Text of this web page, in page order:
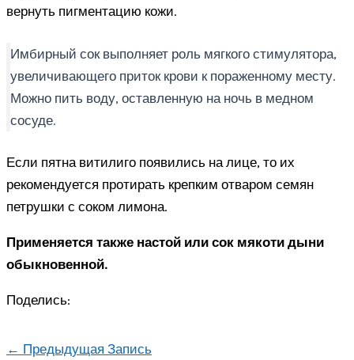
вернуть пигментацию кожи.
Имбирный сок выполняет роль мягкого стимулятора,
увеличивающего приток крови к пораженному месту.
Можно пить воду, оставленную на ночь в медном
сосуде.
Если пятна витилиго появились на лице, то их
рекомендуется протирать крепким отваром семян
петрушки с соком лимона.
Применяется также настой или сок мякоти дыни
обыкновенной.
Поделись:
← Предыдущая Запись